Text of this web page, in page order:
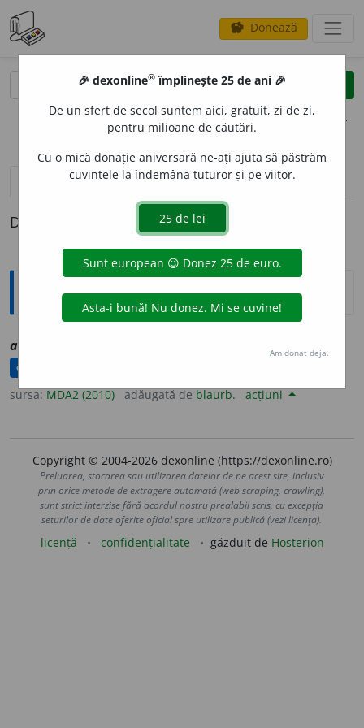
savings Donează
clear
opțiuni
definiții (1)
Definiția cu ID-ul 1006854:
Explicative DEX
adimen
corectat(ă)
sursa: MDA2 (2010) adăugată de blaurb. acțiuni
Copyright © 2004-2026 dexonline (https://dexonline.ro)
Preluarea, stocarea sau utilizarea datelor de pe acest site, inclusiv
prin orice metode de extragere automată (web scraping, crawling),
sunt strict interzise fără acordul nostru prealabil scris, cu excepția
seturilor de date oferite oficial spre utilizare publică (vezi licența).
licență confidențialitate găzduit de Hosterion
🎉 dexonline® împlinește 25 de ani 🎉
De un sfert de secol suntem aici, gratuit, zi de zi,
pentru milioane de căutări.
Cu o mică donație aniversară ne-ați ajuta să păstrăm
cuvintele la îndemâna tuturor și pe viitor.
Am donat deja.